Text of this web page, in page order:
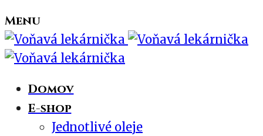
Menu
Domov
E-shop
Jednotlivé oleje